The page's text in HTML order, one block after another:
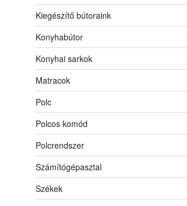
Kiegészítő bútoraink
Konyhabútor
Konyhai sarkok
Matracok
Polc
Polcos komód
Polcrendszer
Számítógépasztal
Székek